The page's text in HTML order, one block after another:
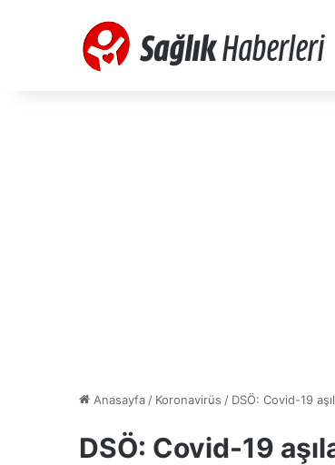
Anasayfa / Koronavirüs / DSÖ: Covid-19
DSÖ: Covid-19